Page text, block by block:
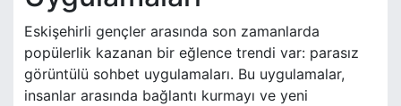
Eskişehirli gençler arasında son zamanlarda
popülerlik kazanan bir eğlence trendi var: parasız
görüntülü sohbet uygulamaları. Bu uygulamalar,
insanlar arasında bağlantı kurmayı ve yeni